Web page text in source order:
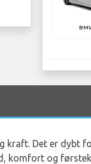
kraft. Det er dybt
komfort og